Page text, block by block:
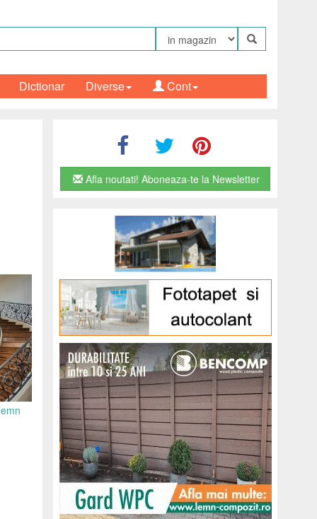
Dictionar Cont
Diverse
Afla noutati! Aboneaza-te la Newsletter